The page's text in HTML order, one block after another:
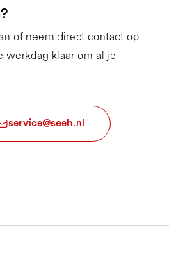
of neem direct contact op
werkdag klaar om al je
service@seeh.nl